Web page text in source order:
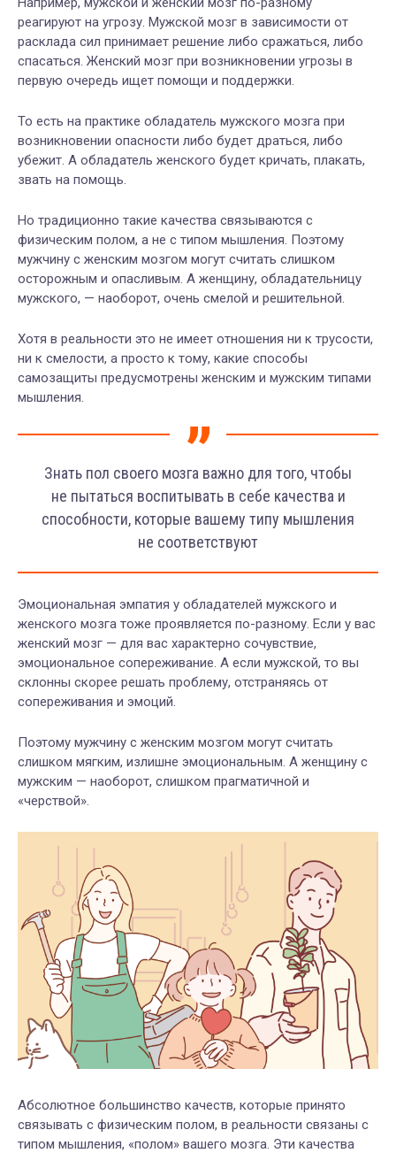
реагируют на угрозу. Мужской мозг в зависимости от
расклада сил принимает решение либо сражаться, либо
спасаться. Женский мозг при возникновении угрозы в
первую очередь ищет помощи и поддержки.
То есть на практике обладатель мужского мозга при
возникновении опасности либо будет драться, либо
убежит. А обладатель женского будет кричать, плакать,
звать на помощь.
Но традиционно такие качества связываются с
физическим полом, а не с типом мышления. Поэтому
мужчину с женским мозгом могут считать слишком
осторожным и опасливым. А женщину, обладательницу
мужского, — наоборот, очень смелой и решительной.
Хотя в реальности это не имеет отношения ни к трусости,
ни к смелости, а просто к тому, какие способы
самозащиты предусмотрены женским и мужским типами
мышления.
Знать пол своего мозга важно для того, чтобы
не пытаться воспитывать в себе качества и
способности, которые вашему типу мышления
не соответствуют
Эмоциональная эмпатия у обладателей мужского и
женского мозга тоже проявляется по-разному. Если у вас
женский мозг — для вас характерно сочувствие,
эмоциональное сопереживание. А если мужской, то вы
склонны скорее решать проблему, отстраняясь от
сопереживания и эмоций.
Поэтому мужчину с женским мозгом могут считать
слишком мягким, излишне эмоциональным. А женщину с
мужским — наоборот, слишком прагматичной и
«черствой».
Абсолютное большинство качеств, которые принято
связывать с физическим полом, в реальности связаны с
типом мышления, «полом» вашего мозга. Эти качества